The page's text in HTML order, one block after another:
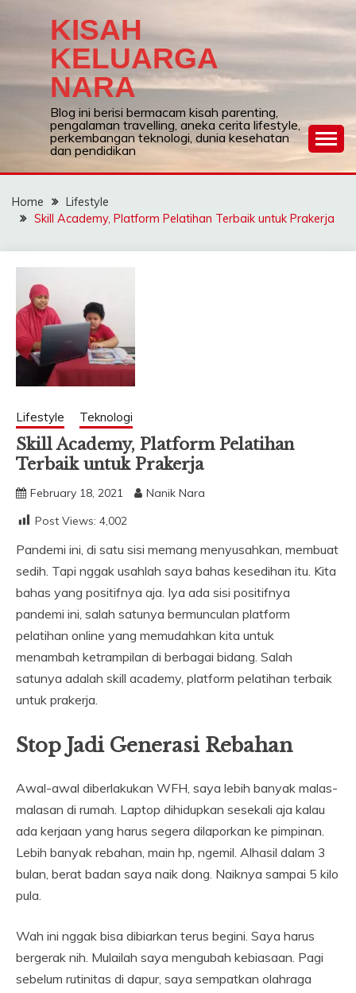
KISAH
KELUARGA
NARA
Blog ini berisi bermacam kisah parenting,
pengalaman travelling, aneka cerita lifestyle,
perkembangan teknologi, dunia kesehatan
dan pendidikan
Home
Lifestyle
Skill Academy, Platform Pelatihan Terbaik untuk Prakerja
Lifestyle Teknologi
Skill Academy, Platform Pelatihan
Terbaik untuk Prakerja
February 18, 2021
Nanik Nara
Post Views: 4,002
Pandemi ini, di satu sisi memang menyusahkan, membuat
sedih. Tapi nggak usahlah saya bahas kesedihan itu. Kita
bahas yang positifnya aja. Iya ada sisi positifnya
pandemi ini, salah satunya bermunculan platform
pelatihan online yang memudahkan kita untuk
menambah ketrampilan di berbagai bidang. Salah
satunya adalah skill academy, platform pelatihan terbaik
untuk prakerja.
Stop Jadi Generasi Rebahan
Awal-awal diberlakukan WFH, saya lebih banyak malas-
malasan di rumah. Laptop dihidupkan sesekali aja kalau
ada kerjaan yang harus segera dilaporkan ke pimpinan.
Lebih banyak rebahan, main hp, ngemil. Alhasil dalam 3
bulan, berat badan saya naik dong. Naiknya sampai 5 kilo
pula.
Wah ini nggak bisa dibiarkan terus begini. Saya harus
bergerak nih. Mulailah saya mengubah kebiasaan. Pagi
sebelum rutinitas di dapur, saya sempatkan olahraga